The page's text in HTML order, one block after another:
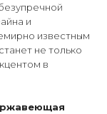
и
известным
не только
в